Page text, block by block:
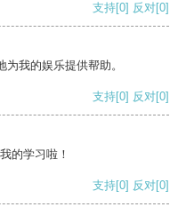
支持[0] 反对[0]
我的娱乐提供帮助。
支持[0] 反对[0]
的学习啦！
支持[0] 反对[0]